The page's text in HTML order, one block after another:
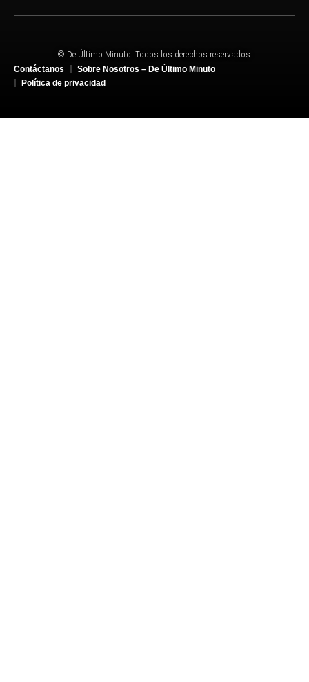
© De Último Minuto. Todos los derechos reservados.
Contáctanos
Sobre Nosotros – De Último Minuto
Política de privacidad